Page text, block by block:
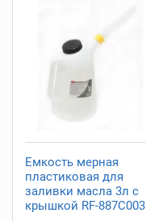
Емкость мерная
пластиковая для
заливки масла 3л с
крышкой RF-887C003